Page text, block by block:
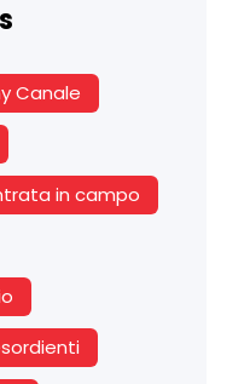
Canale
in campo